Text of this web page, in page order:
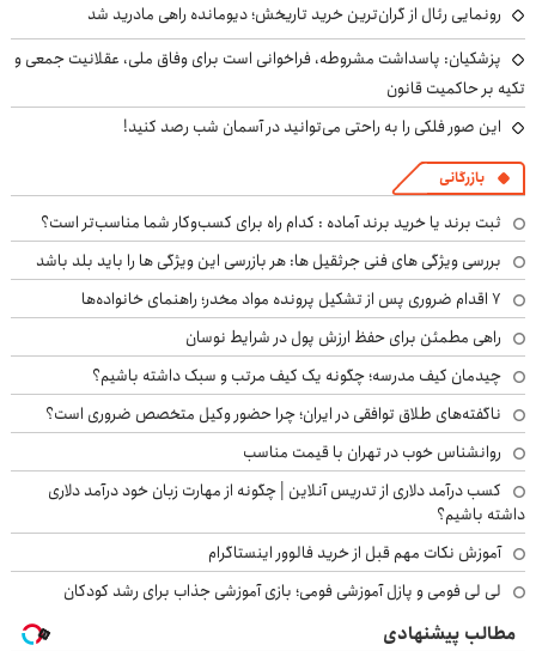
رونمایی رئال از گران‌ترین خرید تاریخش؛ دیومانده راهی مادرید شد
پزشکیان: پاسداشت مشروطه، فراخوانی است برای وفاق ملی، عقلانیت جمعی و
تکیه بر حاکمیت قانون
این صور فلکی را به راحتی می‌توانید در آسمان شب رصد کنید!
بازرگانی
ثبت برند یا خرید برند آماده : کدام راه برای کسب‌وکار شما مناسب‌تر است؟
بررسی ویژگی های فنی جرثقیل ها: هر بازرسی این ویژگی ها را باید بلد باشد
۷ اقدام ضروری پس از تشکیل پرونده مواد مخدر؛ راهنمای خانواده‌ها
راهی مطمئن برای حفظ ارزش پول در شرایط نوسان
چیدمان کیف مدرسه؛ چگونه یک کیف مرتب و سبک داشته باشیم؟
ناگفته‌های طلاق توافقی در ایران؛ چرا حضور وکیل متخصص ضروری است؟
روانشناس خوب در تهران با قیمت مناسب
کسب درآمد دلاری از تدریس آنلاین | چگونه از مهارت زبان خود درآمد دلاری
داشته باشیم؟
آموزش نکات مهم قبل از خرید فالوور اینستاگرام
لی لی فومی و پازل آموزشی فومی؛ بازی آموزشی جذاب برای رشد کودکان
مطالب پیشنهادی